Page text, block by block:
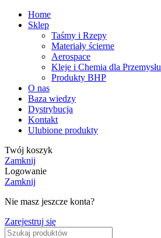
Home
Sklep
Taśmy i Rzepy
Materiały ścierne
Aerospace
Kleje i Chemia dla Przemysłu
Produkty BHP
O nas
Baza wiedzy
Dystrybucja
Kontakt
Ulubione produkty
Twój koszyk
Zamknij
Logowanie
Zamknij
Nie masz jeszcze konta?
Zarejestruj się